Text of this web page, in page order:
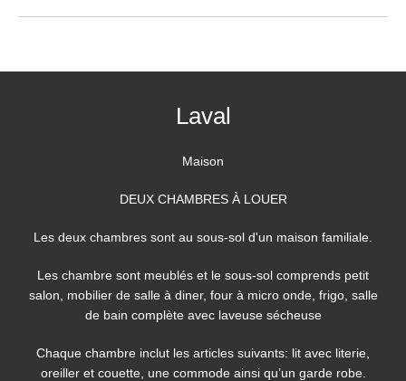
Laval
Maison
DEUX CHAMBRES À LOUER
Les deux chambres sont au sous-sol d'un maison familiale.
Les chambre sont meublés et le sous-sol comprends petit
salon, mobilier de salle à diner, four à micro onde, frigo, salle
de bain complète avec laveuse sécheuse
Chaque chambre inclut les articles suivants: lit avec literie,
oreiller et couette, une commode ainsi qu’un garde robe.